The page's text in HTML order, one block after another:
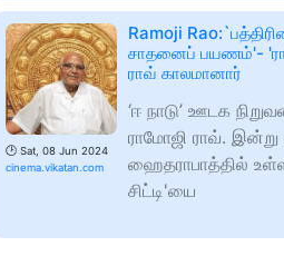
🕑 Sat, 08 Jun 2024
cinema.vikatan.com
Ramoji
சாதனைப் பயணம்'-
ராவ் காலமானார்
‘ஈ நாடு’ ஊடக
ராமோஜி ராவ். இன்று
ஹைதராபாத்தில்
சிட்டி'யை